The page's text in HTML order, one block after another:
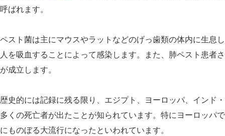
呼ばれます。
ペスト菌は主にマウスやラットなどのげっ歯類の体内に生息
人を吸血することによって感染します。また、肺ペスト患者
が成立します。
歴史的には記録に残る限り、エジプト、ヨーロッパ、インド
多くの死亡者が出たことが知られています。特にヨーロッパ
にものぼる大流行になったといわれています。